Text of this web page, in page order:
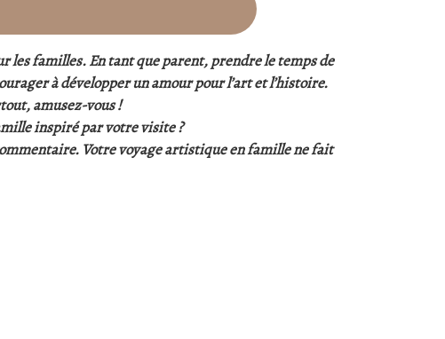
les familles. En tant que parent, prendre le temps de
à développer un amour pour l’art et l’histoire.
amusez-vous !
inspiré par votre visite ?
Votre voyage artistique en famille ne fait